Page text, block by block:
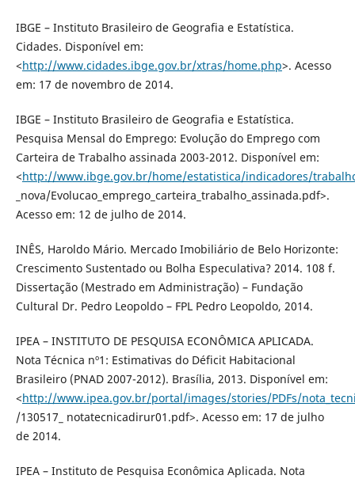
IBGE – Instituto Brasileiro de Geografia e Estatística.
Cidades. Disponível em:
<http://www.cidades.ibge.gov.br/xtras/home.php>. Acesso
em: 17 de novembro de 2014.
IBGE – Instituto Brasileiro de Geografia e Estatística.
Pesquisa Mensal do Emprego: Evolução do Emprego com
Carteira de Trabalho assinada 2003-2012. Disponível em:
<http://www.ibge.gov.br/home/estatistica/indicadores/
_nova/Evolucao_emprego_carteira_trabalho_assinada.pdf>.
Acesso em: 12 de julho de 2014.
INÊS, Haroldo Mário. Mercado Imobiliário de Belo Horizonte:
Crescimento Sustentado ou Bolha Especulativa? 2014. 108 f.
Dissertação (Mestrado em Administração) – Fundação
Cultural Dr. Pedro Leopoldo – FPL Pedro Leopoldo, 2014.
IPEA – INSTITUTO DE PESQUISA ECONÔMICA APLICADA.
Nota Técnica nº1: Estimativas do Déficit Habitacional
Brasileiro (PNAD 2007-2012). Brasília, 2013. Disponível em:
<http://www.ipea.gov.br/portal/images/stories/PDFs/
/130517_ notatecnicadirur01.pdf>. Acesso em: 17 de julho
de 2014.
IPEA – Instituto de Pesquisa Econômica Aplicada. Nota